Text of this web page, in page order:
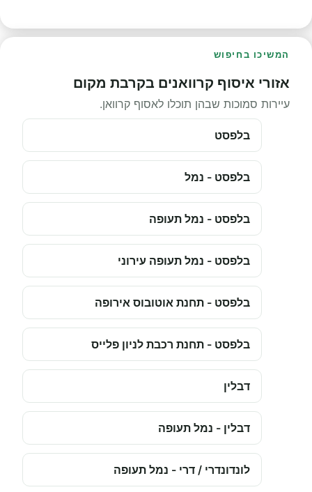
המשיכו בחיפוש
אזורי איסוף קרוואנים בקרבת מקום
עיירות סמוכות שבהן תוכלו לאסוף קרוואן.
בלפסט
בלפסט - נמל
בלפסט - נמל תעופה
בלפסט - נמל תעופה עירוני
בלפסט - תחנת אוטובוס אירופה
בלפסט - תחנת רכבת לניון פלייס
דבלין
דבלין - נמל תעופה
לונדונדרי / דרי - נמל תעופה